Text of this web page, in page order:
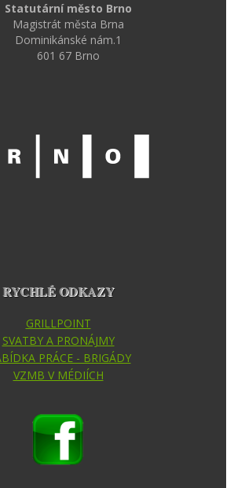
Statutární město Brno
Magistrát města Brna
Dominikánské nám.1
601 67 Brno
RYCHLÉ ODKAZY
GRILLPOINT
SVATBY A PRONÁJMY
PRÁCE - BRIGÁDY
VZMB V MÉDIÍCH